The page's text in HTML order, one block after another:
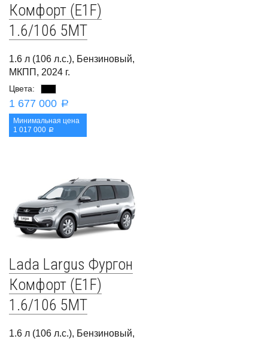
Комфорт (E1F)
1.6/106 5MT
1.6 л (106 л.с.), Бензиновый,
МКПП, 2024 г.
Цвета:
1 677 000 a
Минимальная цена
1 017 000
a
Lada Largus Фургон
Комфорт (E1F)
1.6/106 5MT
1.6 л (106 л.с.), Бензиновый,